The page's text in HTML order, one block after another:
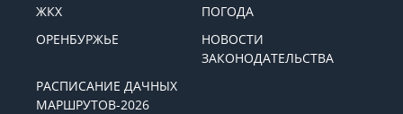
ЖКХ
ПОГОДА
ОРЕНБУРЖЬЕ
НОВОСТИ
ЗАКОНОДАТЕЛЬСТВА
РАСПИСАНИЕ ДАЧНЫХ
МАРШРУТОВ-2026